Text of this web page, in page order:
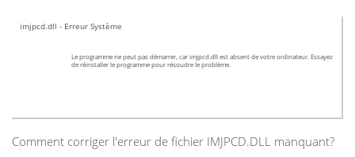
imjpcd.dll - Erreur Système
Le programme ne peut pas démarrer, car imjpcd.dll est absent de votre ordinateur. Essayez
de réinstaller le programme pour résoudre le problème.
Comment corriger l'erreur de fichier IMJPCD.DLL manquant?